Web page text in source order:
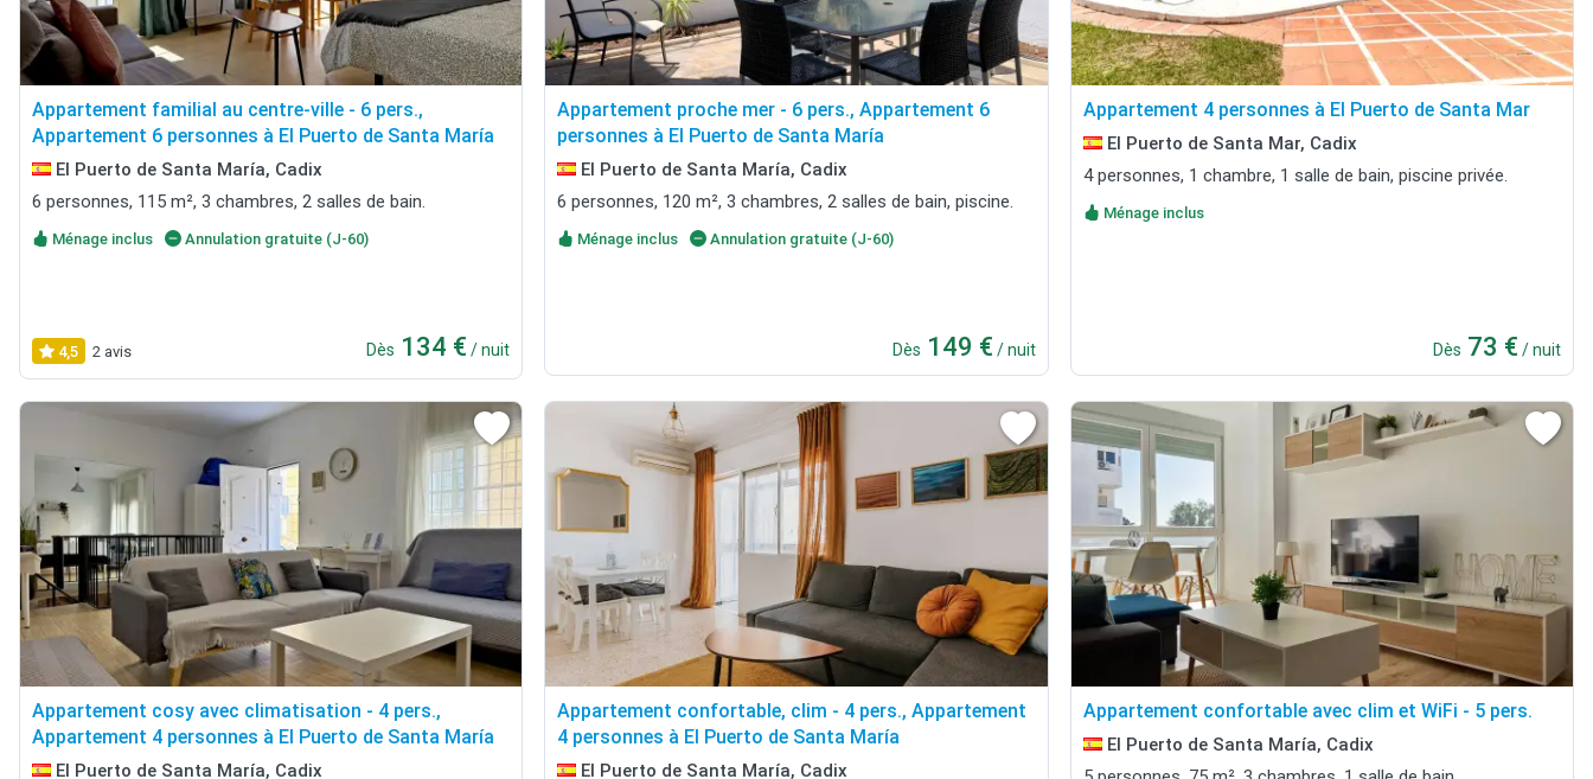
Appartement familial au centre-ville - 6 pers.,
Appartement 6 personnes à El Puerto de Santa María
El Puerto de Santa María, Cadix
6 personnes, 115 m², 3 chambres, 2 salles de bain.
Ménage inclus Annulation gratuite (J-60)
4,5 2 avis Dès 134 € / nuit
Appartement proche mer - 6 pers., Appartement 6
personnes à El Puerto de Santa María
El Puerto de Santa María, Cadix
6 personnes, 120 m², 3 chambres, 2 salles de bain, piscine.
Ménage inclus Annulation gratuite (J-60)
Dès 149 € / nuit
Appartement 4 personnes à El Puerto de Santa Mar
El Puerto de Santa Mar, Cadix
4 personnes, 1 chambre, 1 salle de bain, piscine privée.
Ménage inclus
Dès 73 € / nuit
Appartement cosy avec climatisation - 4 pers.,
Appartement 4 personnes à El Puerto de Santa María
El Puerto de Santa María, Cadix
Appartement confortable, clim - 4 pers., Appartement
4 personnes à El Puerto de Santa María
El Puerto de Santa María, Cadix
Appartement confortable avec clim et WiFi - 5 pers.
El Puerto de Santa María, Cadix